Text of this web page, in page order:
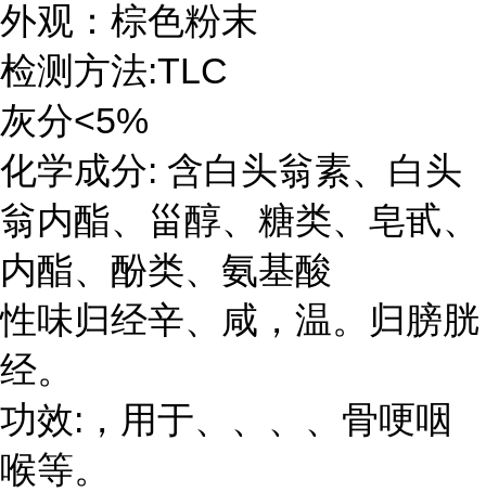
外观：棕色粉末
检测方法:TLC
灰分<5%
化学成分: 含白头翁素、白头
翁内酯、
甾醇、糖类、 皂甙、
内酯、酚类、 氨基酸
性味归经辛、咸，温。归膀胱
经。
功效: ，用于、、、、骨哽咽
喉等。